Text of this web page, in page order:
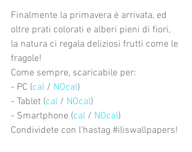
Finalmente la primavera è arrivata, ed
oltre prati colorati e alberi pieni di fiori,
la natura ci regala deliziosi frutti come le
fragole!
Come sempre, scaricabile per:
- PC (cal / NOcal)
- Tablet (cal / NOcal)
- Smartphone (cal / NOcal)
Condividete con l'hastag #iliswallpapers!